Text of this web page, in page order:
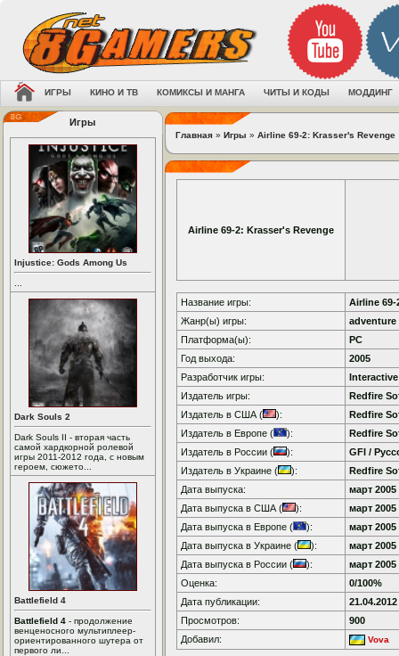
ИГРЫ КИНО И ТВ КОМИКСЫ И МАНГА ЧИТЫ И КОДЫ МОДДИНГ
Игры
Injustice: Gods Among Us
Dark Souls 2
Dark Souls II - вторая часть
самой хардкорной ролевой
игры 2011-2012 года, с новым
героем, сюжето...
Battlefield 4
Battlefield 4 - продолжение
венценосного мультиплеер-
ориентированного шутера от
первого ли...
Главная » Игры » Airline 69-2: Krasser's Revenge
Airline 69-2: Krasser's Revenge
Название игры:
Airline 69-
Жанр(ы) игры:
adventure
Платформа(ы):
PC
Год выхода:
2005
Разработчик игры:
Издатель игры:
Redfire
Издатель в США (
):
Redfire
Издатель в Европе (
):
Redfire
Издатель в России (
):
GFI /
Издатель в Украине (
):
Redfire
Дата выпуска:
март 2005
Дата выпуска в США (
):
март 2005
Дата выпуска в Европе (
):
март 2005
Дата выпуска в Украине (
):
март 2005
Дата выпуска в России (
):
март 2005
Оценка:
0/100%
Дата публикации:
21.04.2012
Просмотров:
900
Добавил:
Vova